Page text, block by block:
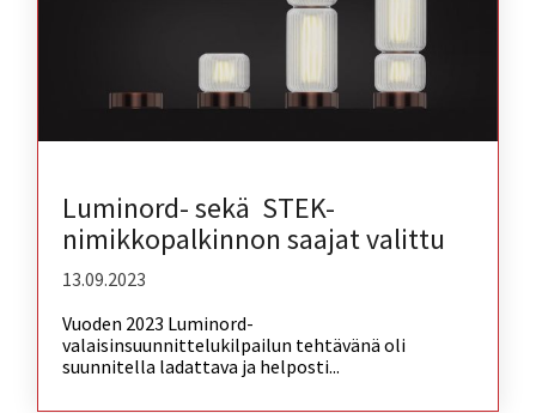
Luminord- sekä STEK-
nimikkopalkinnon saajat valittu
13.09.2023
Vuoden 2023 Luminord-
valaisinsuunnittelukilpailun tehtävänä oli
suunnitella ladattava ja helposti...